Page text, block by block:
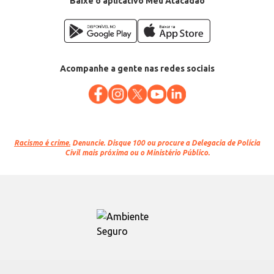
Acompanhe a gente nas redes sociais
Racismo é crime. Denuncie. Disque 100 ou procure a Delegacia de Polícia
Civil mais próxima ou o Ministério Público.